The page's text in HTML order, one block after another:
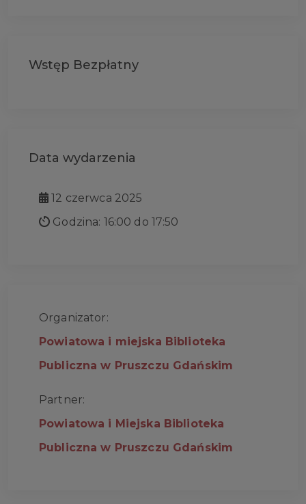
Wstęp Bezpłatny
Data wydarzenia
12 czerwca 2025
Godzina: 16:00 do 17:50
Organizator:
Powiatowa i miejska Biblioteka
Publiczna w Pruszczu Gdańskim
Partner:
Powiatowa i Miejska Biblioteka
Publiczna w Pruszczu Gdańskim